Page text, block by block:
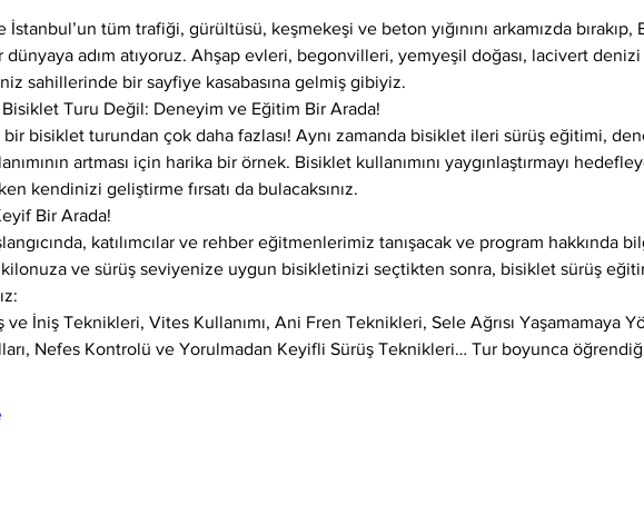
İstanbul’un tüm trafiği, gürültüsü, keşmekeşi ve beton yığınını arkamızda bırakıp,
dünyaya adım atıyoruz. Ahşap evleri, begonvilleri, yemyeşil doğası, lacivert
sahillerinde bir sayfiye kasabasına gelmiş gibiyiz.
Turu Değil: Deneyim ve Eğitim Bir Arada!
bir bisiklet turundan çok daha fazlası! Aynı zamanda bisiklet ileri sürüş eğitimi,
artması için harika bir örnek. Bisiklet kullanımını yaygınlaştırmayı
kendinizi geliştirme fırsatı da bulacaksınız.
Bir Arada!
katılımcılar ve rehber eğitmenlerimiz tanışacak ve program hakkında
ve sürüş seviyenize uygun bisikletinizi seçtikten sonra, bisiklet sürüş
ve İniş Teknikleri, Vites Kullanımı, Ani Fren Teknikleri, Sele Ağrısı Yaşamamaya
Nefes Kontrolü ve Yorulmadan Keyifli Sürüş Teknikleri… Tur boyunca